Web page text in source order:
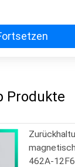
Produkte
462A-